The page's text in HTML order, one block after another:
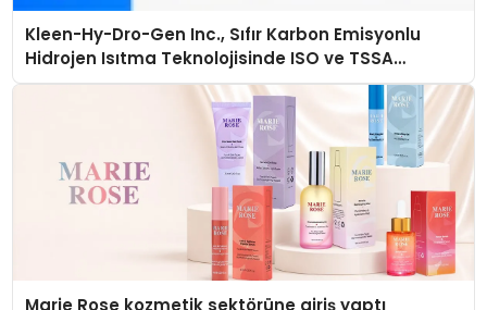
Kleen-Hy-Dro-Gen Inc., Sıfır Karbon Emisyonlu
Hidrojen Isıtma Teknolojisinde ISO ve TSSA
Düzenleyici Onaylarını Aldı
Marie Rose kozmetik sektörüne giriş yaptı